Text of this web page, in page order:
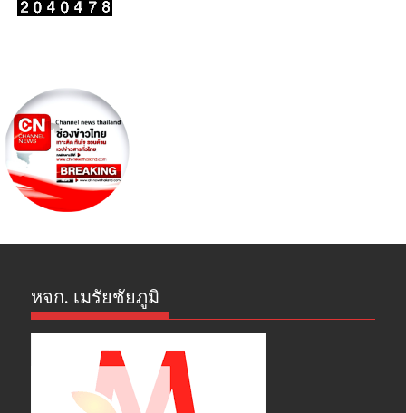
หจก. เมรัยชัยภูมิ